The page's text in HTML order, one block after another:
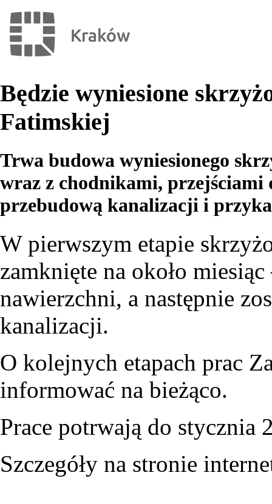
Będzie wyniesione
Fatimskiej
Trwa budowa wyniesionego
wraz z chodnikami, przejściami
przebudową kanalizacji i
W pierwszym etapie
zamknięte na około
nawierzchni, a następnie
kanalizacji.
O kolejnych etapach prac
informować na bieżąco.
Prace potrwają do stycznia
Szczegóły na stronie